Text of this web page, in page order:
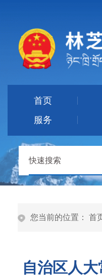
首页
服务
您当前的位置： 首
自治区人